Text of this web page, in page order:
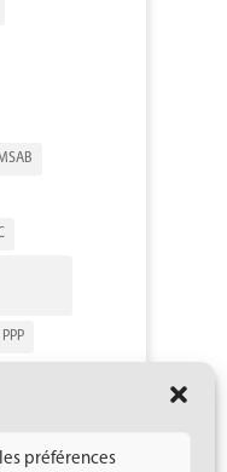
préférences
PPP